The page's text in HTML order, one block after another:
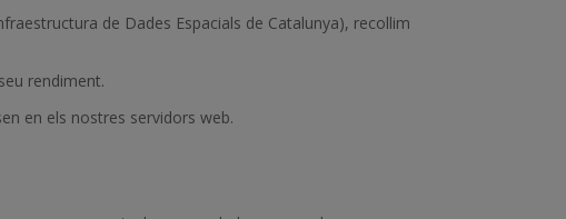
de Dades Espacials de Catalunya), recollim
rendiment.
en els nostres servidors web.